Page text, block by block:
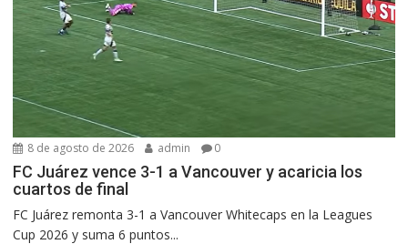
8 de agosto de 2026 admin 0
FC Juárez vence 3-1 a Vancouver y acaricia los
cuartos de final
FC Juárez remonta 3-1 a Vancouver Whitecaps en la Leagues
Cup 2026 y suma 6 puntos...